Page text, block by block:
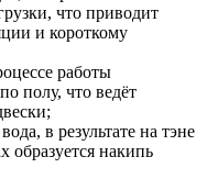
что приводит
и короткому
работы
полу, что ведёт
в результате на тэне
образуется накипь